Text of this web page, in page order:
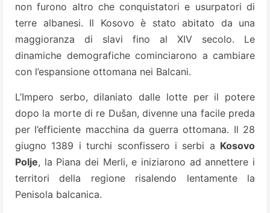
non furono altro che conquistatori e usurpatori di
terre albanesi. Il Kosovo è stato abitato da una
maggioranza di slavi fino al XIV secolo. Le
dinamiche demografiche cominciarono a cambiare
con l’espansione ottomana nei Balcani.
L’Impero serbo, dilaniato dalle lotte per il potere
dopo la morte di re Dušan, divenne una facile preda
per l’efficiente macchina da guerra ottomana. Il 28
giugno 1389 i turchi sconfissero i serbi a Kosovo
Polje, la Piana dei Merli, e iniziarono ad annettere i
territori della regione risalendo lentamente la
Penisola balcanica.